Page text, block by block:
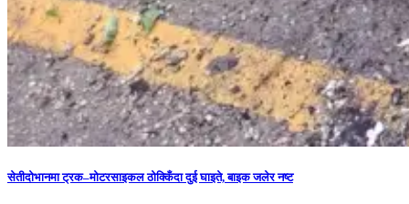
सेतीदोभानमा ट्रक–मोटरसाइकल ठोक्किँदा दुई घाइते, बाइक जलेर नष्ट